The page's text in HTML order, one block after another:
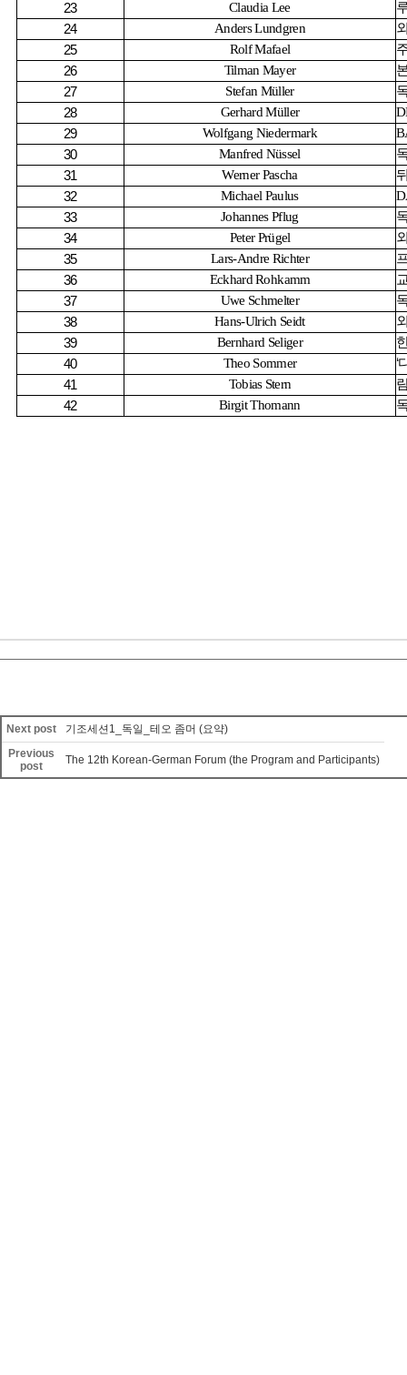
23 Claudia Lee
24
Anders Lundgren
25
Rolf Mafael
26
Tilman Mayer
27
Stefan Müller
28
Gerhard Müller
29
Wolfgang Niedermark
30
Manfred Nüssel
31
Werner Pascha
32
Michael Paulus
33
Johannes Pflug
34
Peter Prügel
35
Lars-Andre Richter
36
Eckhard Rohkamm
37
Uwe Schmelter
38
Hans-Ulrich Seidt
39
Bernhard Seliger
40
Theo Sommer ‘
41
Tobias Stern
42
Birgit Thomann
Next post
기조세션1_독일_테오 좀머 (요약)
Previous
post
The 12th Korean-German Forum (the Program and Participants)